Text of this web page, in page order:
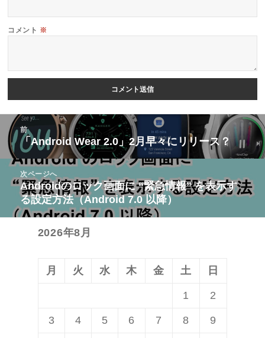
コメント ※
稿
ナ
前
前
の
投
稿:
「Android Wear 2.0」2月早々にリリース？
次ページへ
次
の
投
Androidのロック画面に “緊急情報” を表示す
る設定方法（Android 7.0 以降）
2026年8月
月 火 水 木 金 土 日
1 2
3 4 5 6 7 8 9